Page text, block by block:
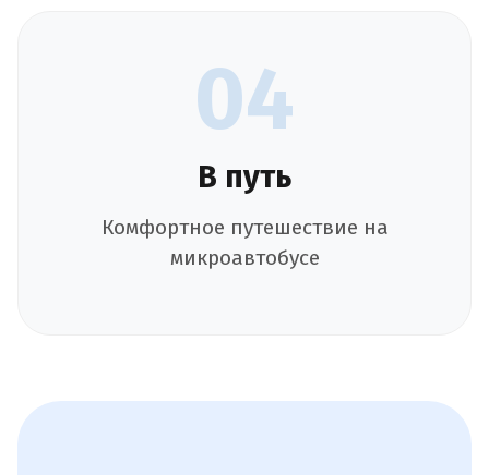
04
В путь
Комфортное путешествие на
микроавтобусе